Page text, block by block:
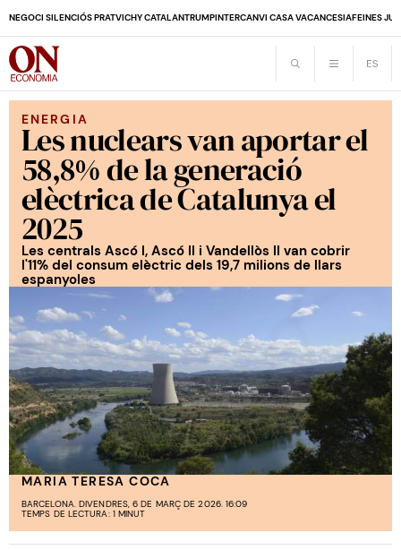
NEGOCI SILENCIÓS PRATVICHY CATALANTRUMPINTERCANVI CASA VACANCESIAFEINES
ENERGIA
Les nuclears van aportar el
58,8% de la generació
elèctrica de Catalunya el
2025
Les centrals Ascó I, Ascó II i Vandellòs II van cobrir
l'11% del consum elèctric dels 19,7 milions de llars
espanyoles
MARIA TERESA COCA
BARCELONA. DIVENDRES, 6 DE MARÇ DE 2026. 16:09
TEMPS DE LECTURA: 1 MINUT